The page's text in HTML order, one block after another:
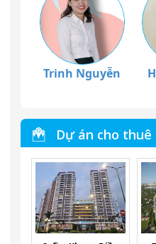
Trinh Nguyễn
Dự án cho thuê